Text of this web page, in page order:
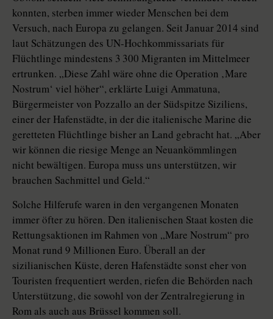
konnten, sterben immer wieder Menschen bei dem
Versuch, nach Europa zu gelangen. Seit Januar 2014 sind
laut Schätzungen des UN-Hochkommissariats für
Flüchtlinge mindestens 3 300 Migranten im Mittelmeer
ertrunken. „Diese Zahl wäre ohne die Operation ‚Mare
Nostrum‘ viel höher“, erklärte Luigi Ammatuna,
Bürgermeister von Pozzallo an der Südspitze Siziliens,
einer der Hafenstädte, in der die italienische Marine die
geretteten Flüchtlinge bisher an Land gebracht hat. „Aber
wir können die riesige Menge an Neuankömmlingen
nicht bewältigen. Europa muss uns unterstützen, wir
brauchen Sachmittel und Geld.“
Solche Hilferufe waren in den vergangenen Monaten
immer öfter zu hören. Den italienischen Staat kosten die
Rettungsaktionen im Rahmen von „Mare Nostrum“ pro
Monat rund 9 Millionen Euro. Überall an der
sizilianischen Küste, deren Hafenstädte sonst eher von
Touristen frequentiert werden, riefen die Behörden nach
Unterstützung, die sowohl von der Zentralregierung in
Rom als auch aus Brüssel kommen soll.